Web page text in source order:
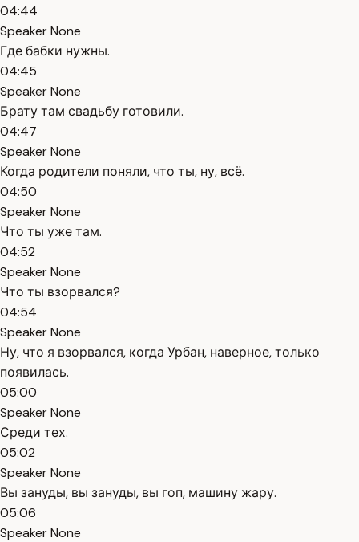
04:44
Speaker None
Где бабки нужны.
04:45
Speaker None
Брату там свадьбу готовили.
04:47
Speaker None
Когда родители поняли, что ты, ну, всё.
04:50
Speaker None
Что ты уже там.
04:52
Speaker None
Что ты взорвался?
04:54
Speaker None
Ну, что я взорвался, когда Урбан, наверное, только
появилась.
05:00
Speaker None
Среди тех.
05:02
Speaker None
Вы зануды, вы зануды, вы гоп, машину жару.
05:06
Speaker None